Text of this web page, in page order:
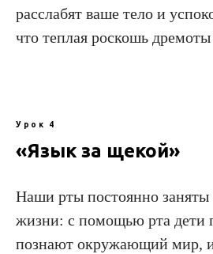
расслабят ваше тело и
что теплая роскошь дремоты
Урок 4
«Язык за щекой»
Наши рты постоянно заняты
жизни: с помощью рта дети
познают окружающий мир,